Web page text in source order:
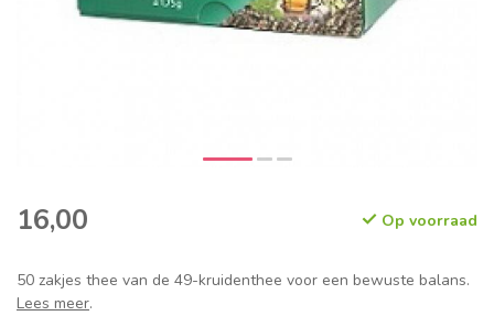
16,00 Op voorraad
50 zakjes thee van de 49-kruidenthee voor een bewuste balans.
Lees meer.